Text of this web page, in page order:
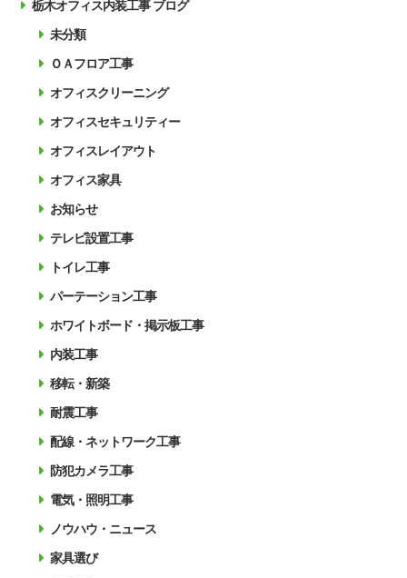
栃木オフィス内装工事 ブログ
未分類
ＯＡフロア工事
オフィスクリーニング
オフィスセキュリティー
オフィスレイアウト
オフィス家具
お知らせ
テレビ設置工事
トイレ工事
パーテーション工事
ホワイトボード・掲示板工事
内装工事
移転・新築
耐震工事
配線・ネットワーク工事
防犯カメラ工事
電気・照明工事
ノウハウ・ニュース
家具選び